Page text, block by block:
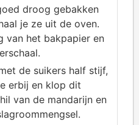
droog gebakken
je ze uit de oven.
van het bakpapier en
de suikers half stijf,
erbij en klop dit
van de mandarijn en